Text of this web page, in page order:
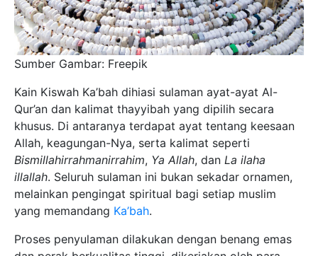
Sumber Gambar: Freepik
Kain Kiswah Ka’bah dihiasi sulaman ayat-ayat Al-
Qur’an dan kalimat thayyibah yang dipilih secara
khusus. Di antaranya terdapat ayat tentang keesaan
Allah, keagungan-Nya, serta kalimat seperti
Bismillahirrahmanirrahim, Ya Allah, dan La ilaha
illallah. Seluruh sulaman ini bukan sekadar ornamen,
melainkan pengingat spiritual bagi setiap muslim
yang memandang Ka’bah.
Proses penyulaman dilakukan dengan benang emas